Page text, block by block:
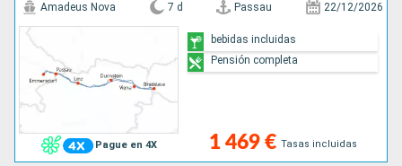
Pague en 4X
Amadeus Nova 7 d Passau 22/12/2026
1 469 € Tasas incluidas
bebidas incluidas
Pensión completa